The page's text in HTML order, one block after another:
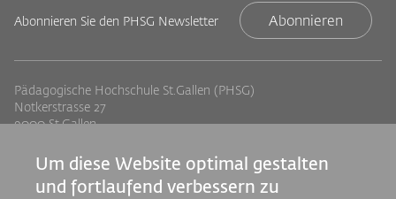
Abonnieren Sie den PHSG Newsletter Abonnieren
Pädagogische Hochschule St.Gallen (PHSG)
Notkerstrasse 27
9000 St.Gallen
info@phsg.ch
Footer
Standorte Footer
Studium
Um diese Website optimal gestalten
und fortlaufend verbessern zu